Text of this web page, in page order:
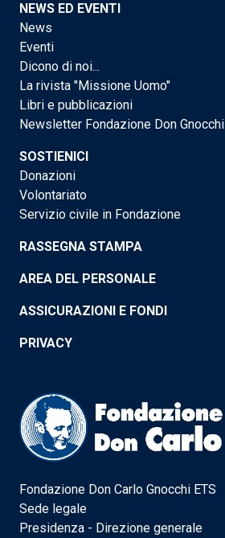
NEWS ED EVENTI
News
Eventi
Dicono di noi...
La rivista "Missione Uomo"
Libri e pubblicazioni
Newsletter Fondazione Don Gnocchi
SOSTIENICI
Donazioni
Volontariato
Servizio civile in Fondazione
RASSEGNA STAMPA
AREA DEL PERSONALE
ASSICURAZIONI E FONDI
PRIVACY
Fondazione Don Carlo Gnocchi ETS
Sede legale
Presidenza - Direzione generale